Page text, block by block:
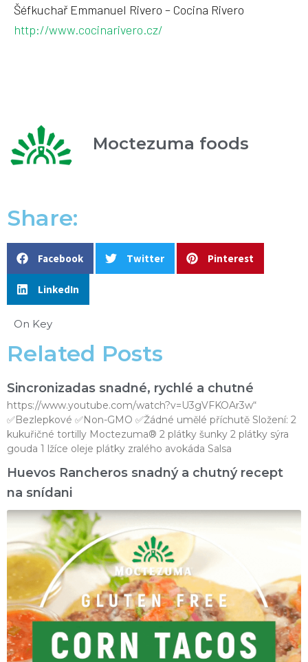
Šéfkuchař Emmanuel Rivero – Cocina Rivero
http://www.cocinarivero.cz/
Moctezuma foods
Share:
Facebook Twitter Pinterest
LinkedIn
On Key
Related Posts
Sincronizadas snadné, rychlé a chutné
https://www.youtube.com/watch?v=U3gVFKOAr3w“
✅Bezlepkové ✅Non-GMO ✅Žádné umělé příchutě Složení: 2
kukuřičné tortilly Moctezuma® 2 plátky šunky 2 plátky sýra
gouda 1 lžíce oleje plátky zralého avokáda Salsa
Huevos Rancheros snadný a chutný recept
na snídani